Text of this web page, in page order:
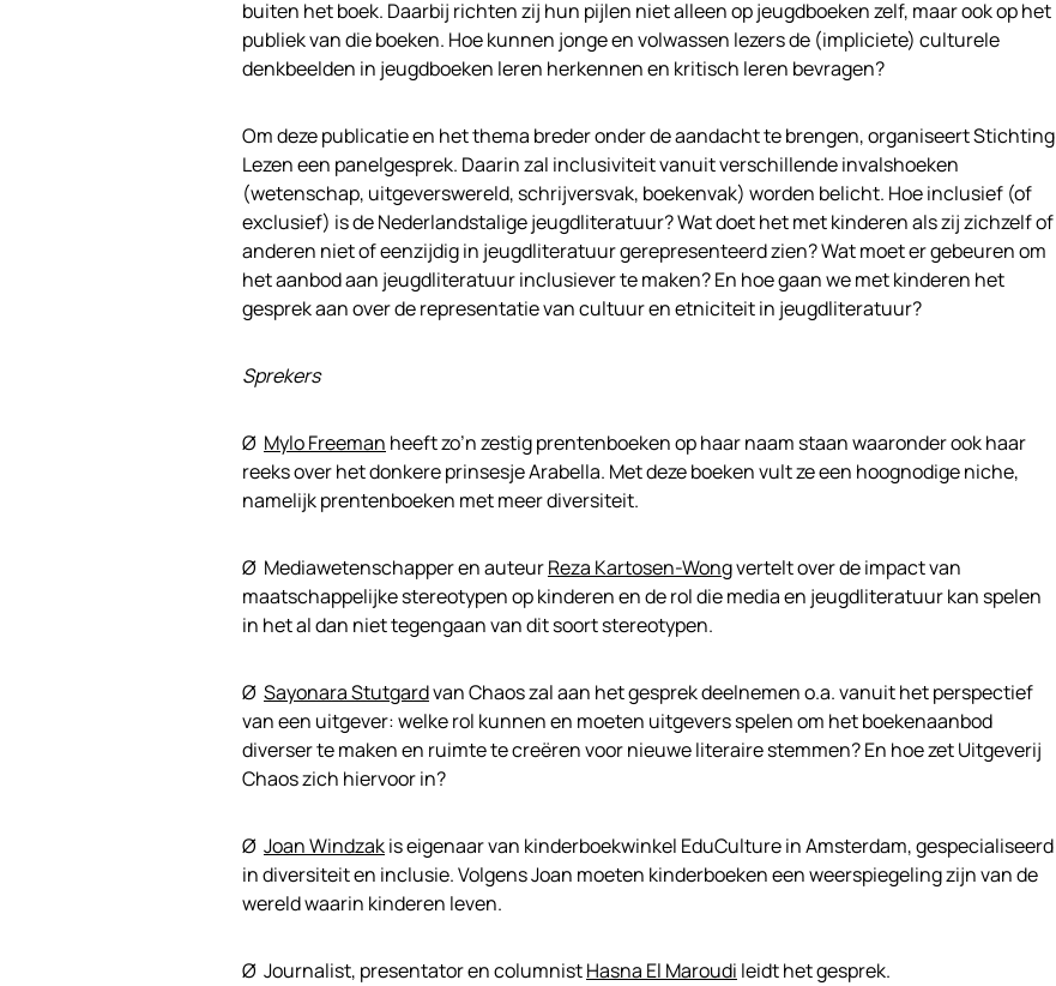
buiten het boek. Daarbij richten zij hun pijlen niet alleen op jeugdboeken zelf, maar ook op het
publiek van die boeken. Hoe kunnen jonge en volwassen lezers de (impliciete) culturele
denkbeelden in jeugdboeken leren herkennen en kritisch leren bevragen?
Om deze publicatie en het thema breder onder de aandacht te brengen, organiseert Stichting
Lezen een panelgesprek. Daarin zal inclusiviteit vanuit verschillende invalshoeken
(wetenschap, uitgeverswereld, schrijversvak, boekenvak) worden belicht. Hoe inclusief (of
exclusief) is de Nederlandstalige jeugdliteratuur? Wat doet het met kinderen als zij zichzelf of
anderen niet of eenzijdig in jeugdliteratuur gerepresenteerd zien? Wat moet er gebeuren om
het aanbod aan jeugdliteratuur inclusiever te maken? En hoe gaan we met kinderen het
gesprek aan over de representatie van cultuur en etniciteit in jeugdliteratuur?
Sprekers
Ø Mylo Freeman heeft zo’n zestig prentenboeken op haar naam staan waaronder ook haar
reeks over het donkere prinsesje Arabella. Met deze boeken vult ze een hoognodige niche,
namelijk prentenboeken met meer diversiteit.
Ø Mediawetenschapper en auteurReza Kartosen-Wongvertelt over de impact van
maatschappelijke stereotypen op kinderen en de rol die media en jeugdliteratuur kan spelen
in het al dan niet tegengaan van dit soort stereotypen.
Ø Sayonara Stutgardvan Chaos zal aan het gesprek deelnemen o.a. vanuit het perspectief
van een uitgever: welke rol kunnen en moeten uitgevers spelen om het boekenaanbod
diverser te maken en ruimte te creëren voor nieuwe literaire stemmen? En hoe zet Uitgeverij
Chaos zich hiervoor in?
Ø Joan Windzakis eigenaar van kinderboekwinkel EduCulture in Amsterdam, gespecialiseerd
in diversiteit en inclusie. Volgens Joan moeten kinderboeken een weerspiegeling zijn van de
wereld waarin kinderen leven.
Ø Journalist, presentator en columnistHasna El Maroudi leidt het gesprek.